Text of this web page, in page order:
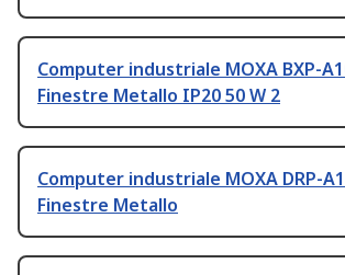
Computer industriale MOXA BXP-
Finestre Metallo IP20 50 W 2
Computer industriale MOXA DRP-
Finestre Metallo